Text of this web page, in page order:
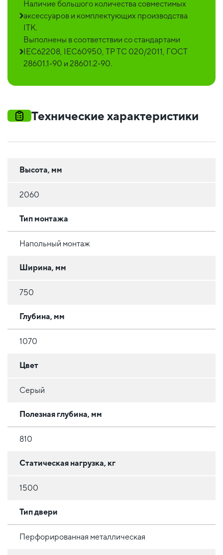
Наличие большого количества совместимых
аксессуаров и комплектующих производства
ITK.
Выполнены в соответствии со стандартами
IEC62208, IEC60950, ТР ТС 020/2011, ГОСТ
28601.1-90 и 28601.2-90.
Технические характеристики
Высота, мм
2060
Тип монтажа
Напольный монтаж
Ширина, мм
750
Глубина, мм
1070
Цвет
Серый
Полезная глубина, мм
810
Статическая нагрузка, кг
1500
Тип двери
Перфорированная металлическая